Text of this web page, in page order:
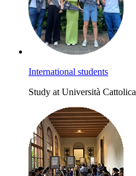
International students
Study at Università Cattolica